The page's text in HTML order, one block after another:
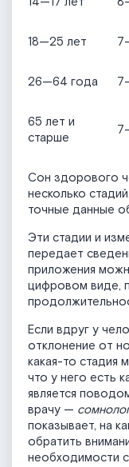
18—25 лет
26—64 года
65 лет и
старше
Сон здорового
несколько
точные данные
Эти стадии и
передает
приложения
цифровом виде,
Если вдруг у
отклонение от
какая-то стадия
что у него есть
является
врачу —
показывает, на
обратить
необходимости